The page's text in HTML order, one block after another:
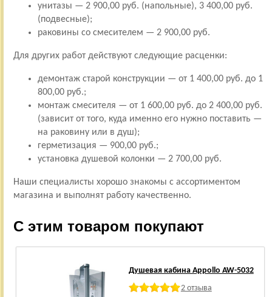
унитазы — 2 900,00 руб. (напольные), 3 400,00 руб.
(подвесные);
раковины со смесителем — 2 900,00 руб.
Для других работ действуют следующие расценки:
демонтаж старой конструкции — от 1 400,00 руб. до 1
800,00 руб.;
монтаж смесителя — от 1 600,00 руб. до 2 400,00 руб.
(зависит от того, куда именно его нужно поставить —
на раковину или в душ);
герметизация — 900,00 руб.;
установка душевой колонки — 2 700,00 руб.
Наши специалисты хорошо знакомы с ассортиментом
магазина и выполнят работу качественно.
С этим товаром покупают
Душевая кабина Appollo AW-5032
2 отзыва